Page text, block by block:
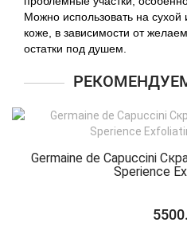
Можно использовать на сухой
коже, в зависимости от
остатки под душем.
Germaine de Capuccini
Sperience